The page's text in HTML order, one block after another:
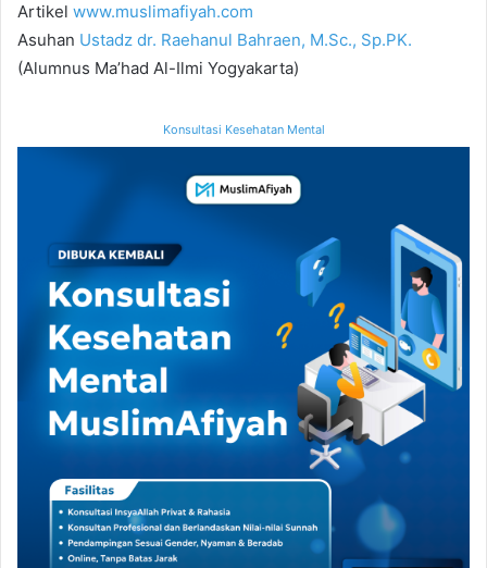
Artikel www.muslimafiyah.com
Asuhan Ustadz dr. Raehanul Bahraen, M.Sc., Sp.PK.
(Alumnus Ma’had Al-Ilmi Yogyakarta)
Konsultasi Kesehatan Mental